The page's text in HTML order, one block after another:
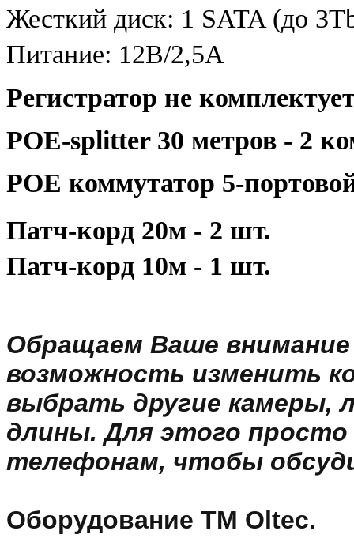
Жесткий диск: 1 SATA (до
Питание: 12В/2,5А
Регистратор не
POE-splitter 30 метров - 2
POE коммутатор 5-
Патч-корд 20м - 2 шт.
Патч-корд 10м - 1 шт.
Обращаем Ваше
возможность изменить
выбрать другие камеры,
длины. Для этого
телефонам, чтобы
Оборудование ТМ Oltec.